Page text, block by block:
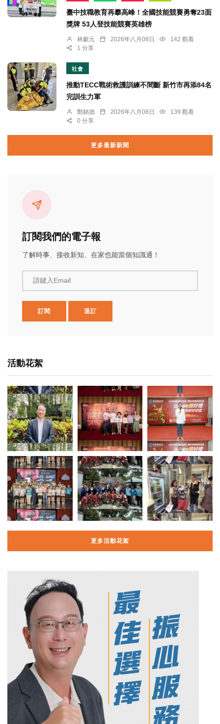
臺中技職教育再攀高峰！全國技能競賽勇奪23面
獎牌 53人登技能競賽英雄榜
林獻元 2026年八月08日
142 觀看
1 分享
社會
推動TECC戰術救護訓練不間斷 新竹市再添84名
完訓生力軍
鄭銘德 2026年八月08日
139 觀看
0 分享
更多最新新聞
訂閱我們的電子報
了解時事、接收新知、在家也能當個知識通！
請鍵入Email
訂閱 退訂
活動花絮
更多活動花絮